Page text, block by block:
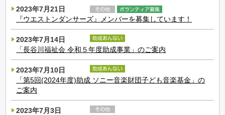
2023年7月21日
『ウエストンダンサーズ』メンバーを募集しています！
2023年7月14日
「長谷川福祉会 令和５年度助成事業」のご案内
2023年7月10日
「第5回(2024年度)助成 ソニー音楽財団子ども音楽基金」の
ご案内
2023年7月3日